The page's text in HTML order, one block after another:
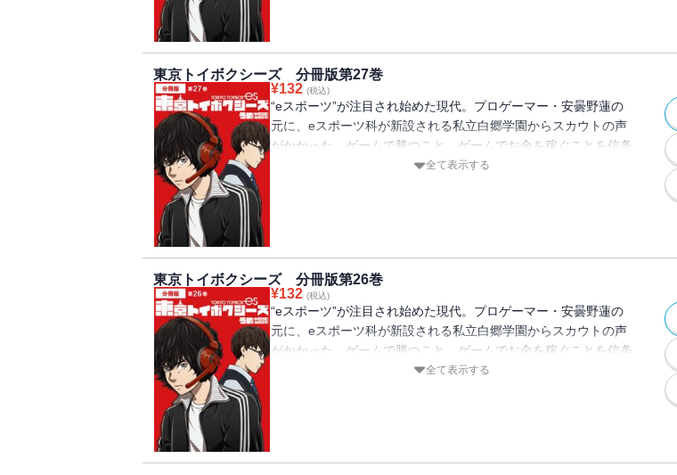
東京トイボクシーズ 分冊版第27巻
¥132 (税込)
“eスポーツ”が注目され始めた現代。プロゲーマー・安曇野蓮の
元に、eスポーツ科が新設される私立白郷学園からスカウトの声
がかかった。ゲームで勝つこと、ゲームでお金を稼ぐことを信条
とする蓮。自分の生き方に悩む、ゲーム初心者の神崎真代。ここ
全て表示する
東京トイボクシーズ 分冊版第26巻
¥132 (税込)
“eスポーツ”が注目され始めた現代。プロゲーマー・安曇野蓮の
元に、eスポーツ科が新設される私立白郷学園からスカウトの声
がかかった。ゲームで勝つこと、ゲームでお金を稼ぐことを信条
とする蓮。自分の生き方に悩む、ゲーム初心者の神崎真代。ここ
全て表示する